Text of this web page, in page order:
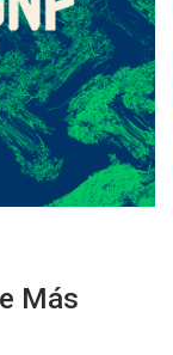
Más